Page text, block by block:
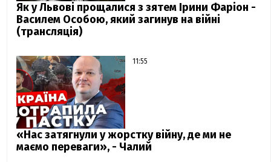
Як у Львові прощалися з зятем Ірини Фаріон -
Василем Особою, який загинув на війні
(трансляція)
11:55
«Нас затягнули у жорстку війну, де ми не
маємо переваги», - Чалий